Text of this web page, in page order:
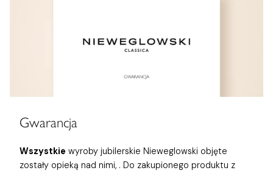
Gwarancja
Wszystkie wyroby jubilerskie Nieweglowski objęte
zostały opieką nad nimi, . Do zakupionego produktu z